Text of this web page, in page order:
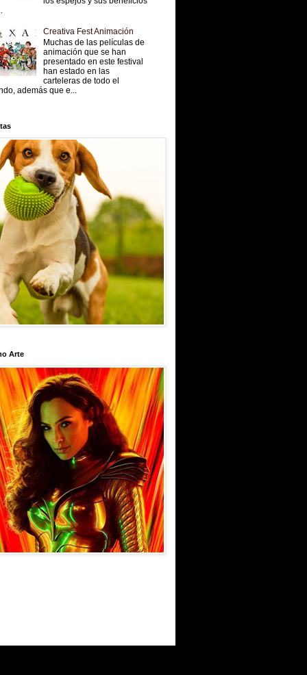
Creativa Fest Animación
Muchas de las películas de
animación que se han
presentado en este festival
han estado en las
carteleras de todo el
además que e...
Arte